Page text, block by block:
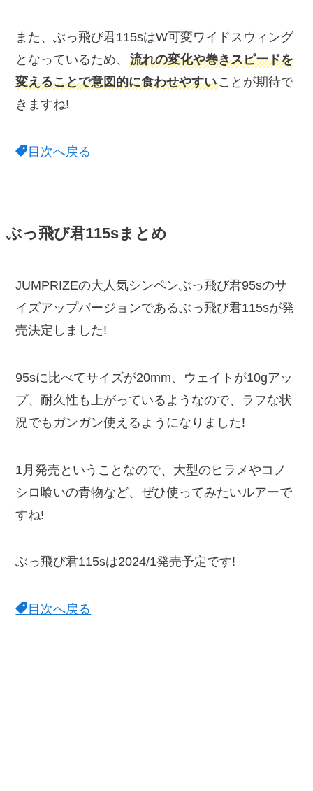
また、ぶっ飛び君115sはW可変ワイドスウィング
となっているため、流れの変化や巻きスピードを
変えることで意図的に食わせやすいことが期待で
きますね!
目次へ戻る
ぶっ飛び君115sまとめ
JUMPRIZEの大人気シンペンぶっ飛び君95sのサ
イズアップバージョンであるぶっ飛び君115sが発
売決定しました!
95sに比べてサイズが20mm、ウェイトが10gアッ
プ、耐久性も上がっているようなので、ラフな状
況でもガンガン使えるようになりました!
1月発売ということなので、大型のヒラメやコノ
シロ喰いの青物など、ぜひ使ってみたいルアーで
すね!
ぶっ飛び君115sは2024/1発売予定です!
目次へ戻る